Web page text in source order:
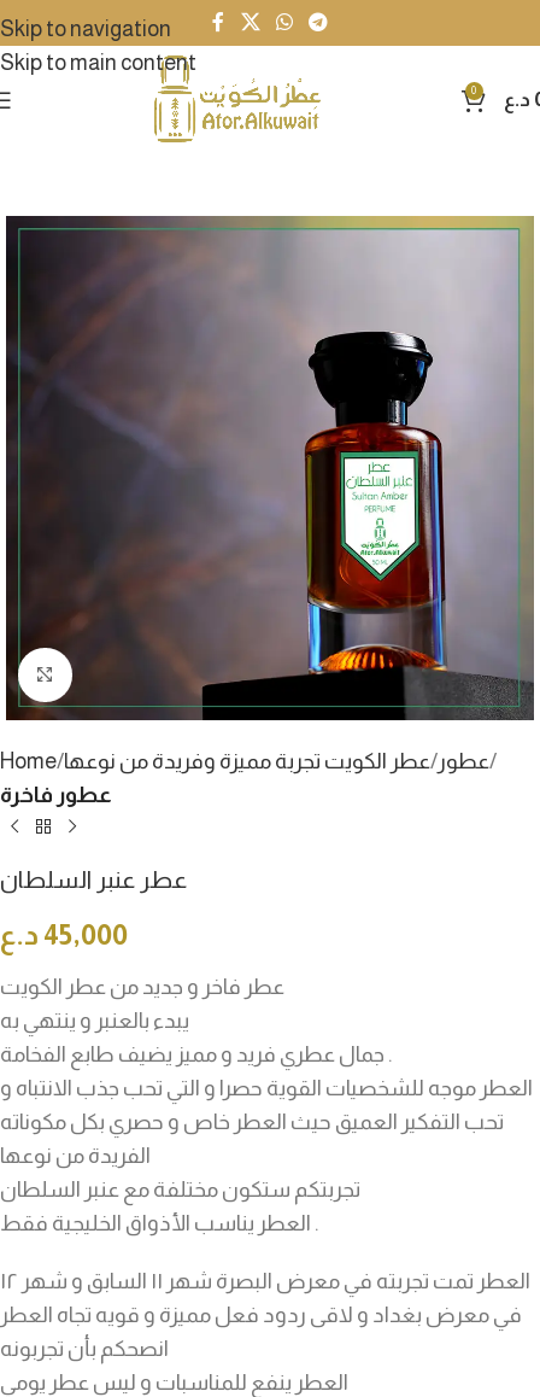
Skip to navigation
Skip to main content
0 د.ع
Click to enlarge
Home عطر الكويت تجربة مميزة وفريدة من نوعها عطور
عطور فاخرة
عطر عنبر السلطان
45,000 د.ع
عطر فاخر و جديد من عطر الكويت
يبدء بالعنبر و ينتهي به
جمال عطري فريد و مميز يضيف طابع الفخامة .
العطر موجه للشخصيات القوية حصرا و التي تحب جذب الانتباه و
تحب التفكير العميق حيث العطر خاص و حصري بكل مكوناته
الفريدة من نوعها
تجربتكم ستكون مختلفة مع عنبر السلطان
العطر يناسب الأذواق الخليجية فقط .
العطر تمت تجربته في معرض البصرة شهر ١١ السابق و شهر ١٢
في معرض بغداد و لاقى ردود فعل مميزة و قويه تجاه العطر
انصحكم بأن تجربونه
العطر ينفع للمناسبات و ليس عطر يومي